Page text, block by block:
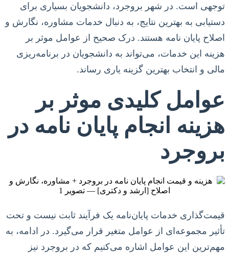
توجهی است. در شهر بروجرد، دانشجویان بسیاری برای
دستیابی به بهترین نتایج، به دنبال خدمات مشاوره، نگارش و
اصلاح پایان نامه هستند. درک صحیح از عوامل موثر بر
هزینه این خدمات، می‌تواند به دانشجویان در برنامه‌ریزی
مالی و انتخاب بهترین گزینه یاری رساند.
عوامل کلیدی موثر بر
هزینه انجام پایان نامه در
بروجرد
قیمت‌گذاری خدمات پایان‌نامه یک فرآیند ثابت نیست و تحت
تأثیر مجموعه‌ای از عوامل متغیر قرار می‌گیرد. در ادامه، به
مهم‌ترین این عوامل اشاره می‌کنیم که در بروجرد نیز